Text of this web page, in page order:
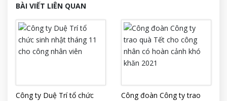
BÀI VIẾT LIÊN QUAN
Công ty Duệ Trí tổ chức
Công đoàn Công ty trao